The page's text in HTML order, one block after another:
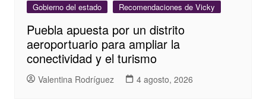
Gobierno del estado Recomendaciones de Vicky
Puebla apuesta por un distrito
aeroportuario para ampliar la
conectividad y el turismo
Valentina Rodríguez 4 agosto, 2026